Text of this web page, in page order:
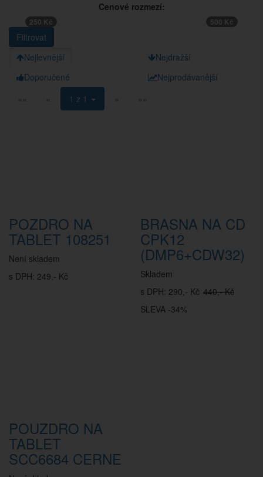
Cenové rozmezí:
250 Kč 500 Kč
Nejlevnější
Nejdražší
Doporučené
Nejprodávanější
««
« 1 z 1 » »»
POZDRO NA
TABLET 108251
Není skladem
s DPH: 249,- Kč
BRASNA NA CD
CPK12
(DMP6+CDW32)
Skladem
s DPH: 290,- Kč 440,- Kč
SLEVA -34%
POUZDRO NA
TABLET
SCC6684 CERNE